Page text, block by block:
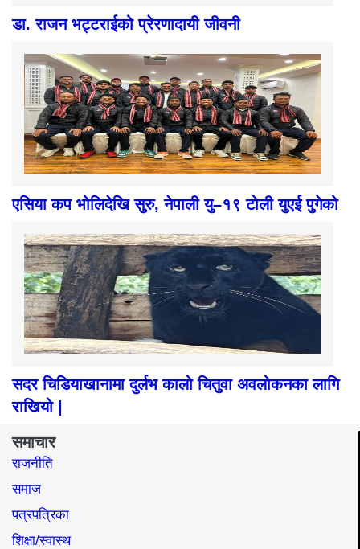
डा. राजन भट्टराईको प्रेरणादायी जीवनी
एसिया कप भोलिदेखि सुरु, नेपाली यु–१९ टोली युएई पुगेको
सदर चिडियाखानामा दुर्लभ कालो चितुवा अवलोकनका लागि
राखियो |
समाचार
राजनीति
समाज​
पत्रपत्रिका
शिक्षा/स्वास्थ